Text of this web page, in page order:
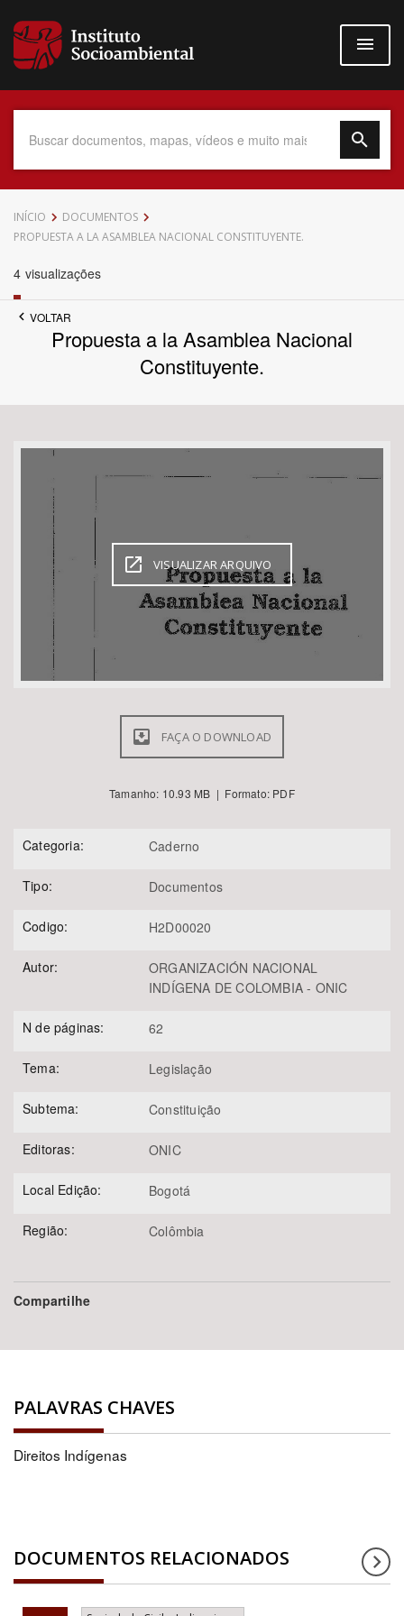
para
conteúdo
Data do Documento
Até
Bioma / Bacia
Subtema
Área de Levantamento
Área Protegida
INÍCIO
DOCUMENTOS
PROPUESTA A LA ASAMBLEA NACIONAL CONSTITUYENTE.
4 visualizações
VOLTAR
Propuesta a la Asamblea Nacional
Constituyente.
VISUALIZAR ARQUIVO
FAÇA O DOWNLOAD
Tamanho: 10.93 MB | Formato: PDF
Categoria: Caderno
Tipo: Documentos
Codigo: H2D00020
Autor:
ORGANIZACIÓN NACIONAL
INDÍGENA DE COLOMBIA - ONIC
N de páginas: 62
Tema: Legislação
Subtema: Constituição
Editoras: ONIC
Local Edição: Bogotá
Região: Colômbia
Compartilhe
PALAVRAS CHAVES
Direitos Indígenas
DOCUMENTOS RELACIONADOS